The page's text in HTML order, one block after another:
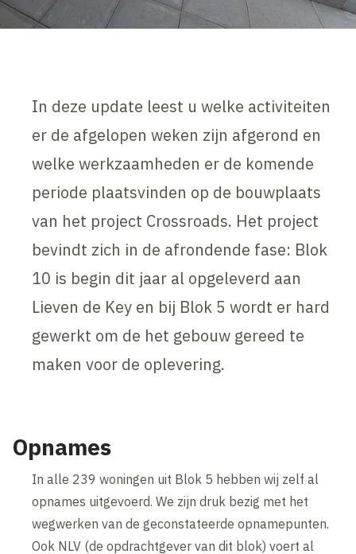
In deze update leest u welke activiteiten
er de afgelopen weken zijn afgerond en
welke werkzaamheden er de komende
periode plaatsvinden op de bouwplaats
van het project Crossroads. Het project
bevindt zich in de afrondende fase: Blok
10 is begin dit jaar al opgeleverd aan
Lieven de Key en bij Blok 5 wordt er hard
gewerkt om de het gebouw gereed te
maken voor de oplevering.
Opnames
In alle 239 woningen uit Blok 5 hebben wij zelf al
opnames uitgevoerd. We zijn druk bezig met het
wegwerken van de geconstateerde opnamepunten.
Ook NLV (de opdrachtgever van dit blok) voert al